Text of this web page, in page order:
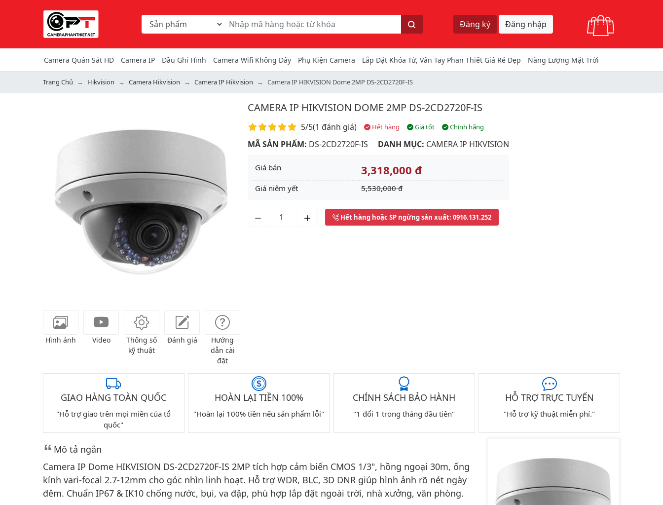
Chọn danh mục tìm kiếm
Từ khóa hoặc mã hàng
Tìm kiếm
Đăng ký Đăng nhập
Camera Quán Sát HD Camera IP Đầu Ghi Hình Camera Wifi Không Dây Phụ Kiện Camera Lắp Đặt Khóa Từ, Vân Tay Phan Thiết Giá Rẻ Đẹp Năng Lượng Mặt Trời
Trang Chủ Hikvision Camera Hikvision Camera IP Hikvision Camera IP HIKVISION Dome 2MP DS-2CD2720F-IS
Previous Next
Hình ảnh Video
Thông số
kỹ thuật
Đánh giá
Hướng
dẫn cài
đặt
CAMERA IP HIKVISION DOME 2MP DS-2CD2720F-IS
Điểm đánh giá
5/5(1 đánh giá) Hết hàng Giá tốt Chính hãng
MÃ SẢN PHẨM: DS-2CD2720F-IS DANH MỤC: CAMERA IP HIKVISION
Giá bán 3,318,000 đ
Giá niêm yết 5,530,000 đ
Hết hàng hoặc SP ngừng sản xuất: 0916.131.252
GIAO HÀNG TOÀN QUỐC
"Hỗ trợ giao trên mọi miền của tổ
quốc"
HOÀN LẠI TIỀN 100%
"Hoàn lại 100% tiền nếu sản phẩm lỗi"
CHÍNH SÁCH BẢO HÀNH
"1 đổi 1 trong tháng đầu tiên"
HỖ TRỢ TRỰC TUYẾN
"Hỗ trợ kỹ thuật miễn phí."
Mô tả ngắn
Camera IP Dome HIKVISION DS-2CD2720F-IS 2MP tích hợp cảm biến CMOS 1/3", hồng ngoại 30m, ống
kính vari-focal 2.7-12mm cho góc nhìn linh hoạt. Hỗ trợ WDR, BLC, 3D DNR giúp hình ảnh rõ nét ngày
đêm. Chuẩn IP67 & IK10 chống nước, bụi, va đập, phù hợp lắp đặt ngoài trời, nhà xưởng, văn phòng.